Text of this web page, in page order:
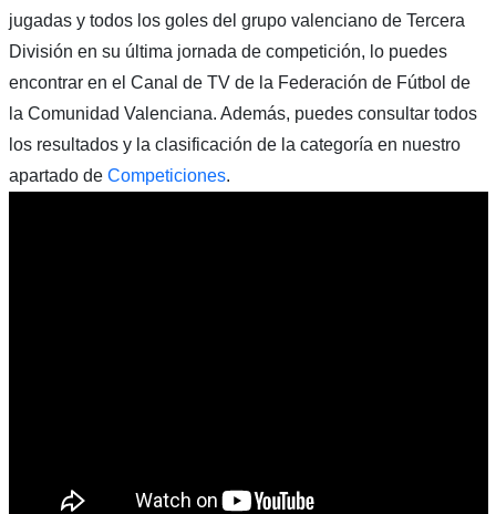
jugadas y todos los goles del grupo valenciano de Tercera
División en su última jornada de competición, lo puedes
encontrar en el Canal de TV de la Federación de Fútbol de
la Comunidad Valenciana. Además, puedes consultar todos
los resultados y la clasificación de la categoría en nuestro
apartado de Competiciones.